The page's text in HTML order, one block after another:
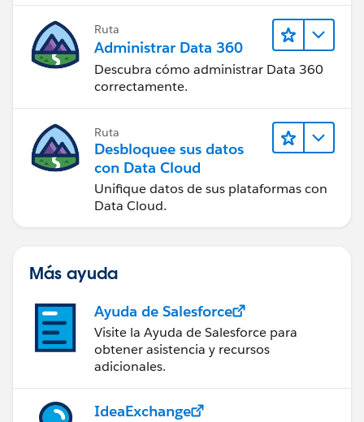
Ruta
Administrar Data 360
Descubra cómo administrar Data 360
correctamente.
Ruta
Desbloquee sus datos
con Data Cloud
Unifique datos de sus plataformas con
Data Cloud.
Más ayuda
Ayuda de Salesforce
Visite la Ayuda de Salesforce para
obtener asistencia y recursos
adicionales.
IdeaExchange